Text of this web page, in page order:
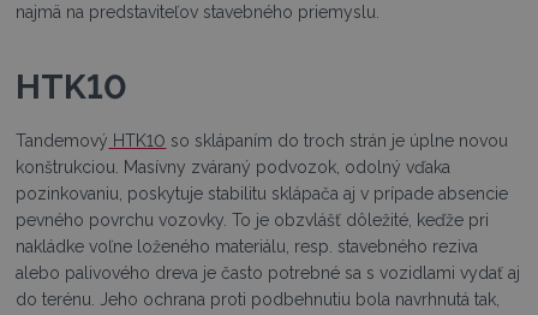
najmä na predstaviteľov stavebného priemyslu.
HTK10
Tandemový HTK10 so sklápaním do troch strán je úplne novou
konštrukciou. Masívny zváraný podvozok, odolný vďaka
pozinkovaniu, poskytuje stabilitu sklápača aj v prípade absencie
pevného povrchu vozovky. To je obzvlášť dôležité, keďže pri
nakládke voľne loženého materiálu, resp. stavebného reziva
alebo palivového dreva je často potrebné sa s vozidlami vydať aj
do terénu. Jeho ochrana proti podbehnutiu bola navrhnutá tak,